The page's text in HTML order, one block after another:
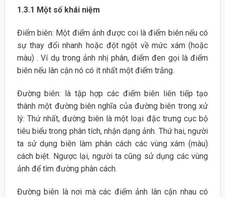
1.3.1 Một số khái niệm
Điểm biên: Một điểm ảnh được coi là điểm biên nếu có
sự thay đổi nhanh hoặc đột ngột về mức xám (hoặc
màu) . Ví dụ trong ảnh nhị phân, điểm đen gọi là điểm
biên nếu lân cận nó có ít nhất một điểm trắng.
Đường biên: là tập hợp các điểm biên liên tiếp tạo
thành một đường biên nghĩa của đường biên trong xử
lý: Thứ nhất, đường biên là một loại đặc trưng cục bộ
tiêu biểu trong phân tích, nhận dạng ảnh. Thứ hai, người
ta sử dụng biên làm phân cách các vùng xám (màu)
cách biệt. Ngược lại, người ta cũng sử dụng các vùng
ảnh để tìm đường phân cách.
Đường biên là nơi mà các điểm ảnh lân cận nhau có